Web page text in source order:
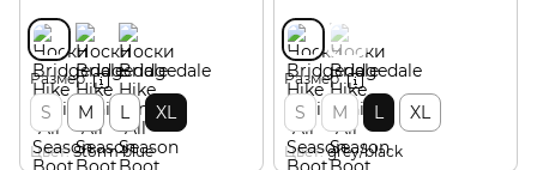
Размер
S M L XL
Цвет Storm blue
Размер
S M L XL
Цвет grey/black